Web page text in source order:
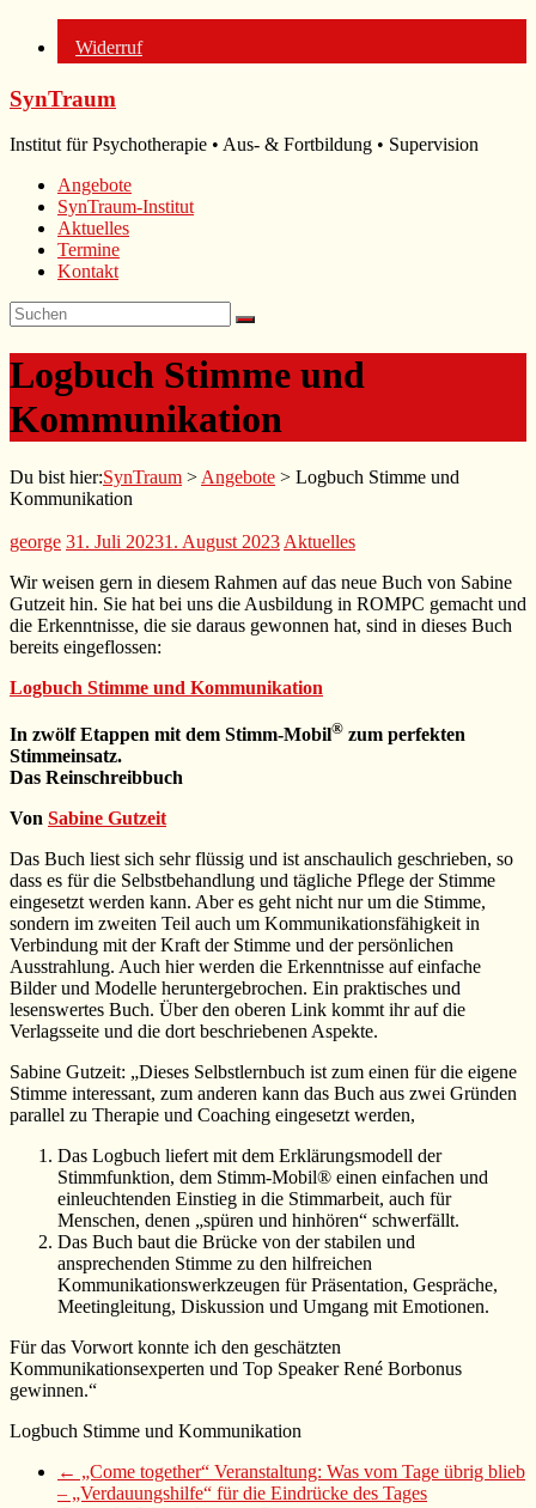
Widerruf
Zum
Inhalt
springen
SynTraum
Institut für Psychotherapie • Aus- & Fortbildung • Supervision
Angebote
SynTraum-Institut
Aktuelles
Termine
Kontakt
Logbuch Stimme und
Kommunikation
Du bist hier:SynTraum > Angebote > Logbuch Stimme und
Kommunikation
george 31. Juli 20231. August 2023 Aktuelles
Wir weisen gern in diesem Rahmen auf das neue Buch von Sabine
Gutzeit hin. Sie hat bei uns die Ausbildung in ROMPC gemacht und
die Erkenntnisse, die sie daraus gewonnen hat, sind in dieses Buch
bereits eingeflossen:
Logbuch Stimme und Kommunikation
In zwölf Etappen mit dem Stimm-Mobil® zum perfekten
Stimmeinsatz.
Das Reinschreibbuch
Von Sabine Gutzeit
Das Buch liest sich sehr flüssig und ist anschaulich geschrieben, so
dass es für die Selbstbehandlung und tägliche Pflege der Stimme
eingesetzt werden kann. Aber es geht nicht nur um die Stimme,
sondern im zweiten Teil auch um Kommunikationsfähigkeit in
Verbindung mit der Kraft der Stimme und der persönlichen
Ausstrahlung. Auch hier werden die Erkenntnisse auf einfache
Bilder und Modelle heruntergebrochen. Ein praktisches und
lesenswertes Buch. Über den oberen Link kommt ihr auf die
Verlagsseite und die dort beschriebenen Aspekte.
Sabine Gutzeit: „Dieses Selbstlernbuch ist zum einen für die eigene
Stimme interessant, zum anderen kann das Buch aus zwei Gründen
parallel zu Therapie und Coaching eingesetzt werden,
Das Logbuch liefert mit dem Erklärungsmodell der
Stimmfunktion, dem Stimm-Mobil® einen einfachen und
einleuchtenden Einstieg in die Stimmarbeit, auch für
Menschen, denen „spüren und hinhören“ schwerfällt.
Das Buch baut die Brücke von der stabilen und
ansprechenden Stimme zu den hilfreichen
Kommunikationswerkzeugen für Präsentation, Gespräche,
Meetingleitung, Diskussion und Umgang mit Emotionen.
Für das Vorwort konnte ich den geschätzten
Kommunikationsexperten und Top Speaker René Borbonus
gewinnen.“
Logbuch Stimme und Kommunikation
← „Come together“ Veranstaltung: Was vom Tage übrig blieb
– „Verdauungshilfe“ für die Eindrücke des Tages